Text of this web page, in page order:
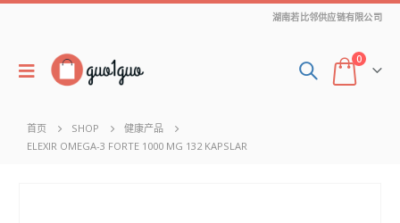
湖南若比邻供应链有限公司
0
首页 SHOP
健康产品
ELEXIR OMEGA-3 FORTE 1000 MG 132 KAPSLAR